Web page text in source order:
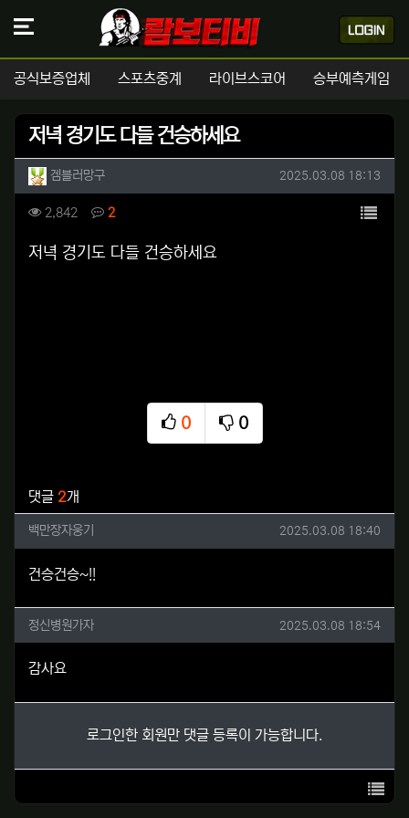
공식보증업체 스포츠중계 라이브스코어 승부예측게임
저녁 경기도 다들 건승하세요
작성자 정보
겜블러망구작성 작성일
2025.03.08 18:13
컨텐츠 정보
2,842 조회 2댓글 목록
본문
저녁 경기도 다들 건승하세요
0
추천
0
비추천
댓글 2개
백만장자웅기님의 댓글
백만장자웅기 작성일
2025.03.08 18:40
건승건승~!!
정신병원가자님의 댓글
정신병원가자 작성일
2025.03.08 18:54
감사요
로그인한 회원만 댓글 등록이 가능합니다.
목록